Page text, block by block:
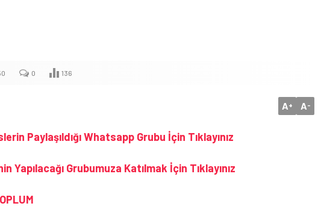
0 136
A+ A-
Paylaşıldığı Whatsapp Grubu İçin Tıklayınız
Yapılacağı Grubumuza Katılmak İçin Tıklayınız